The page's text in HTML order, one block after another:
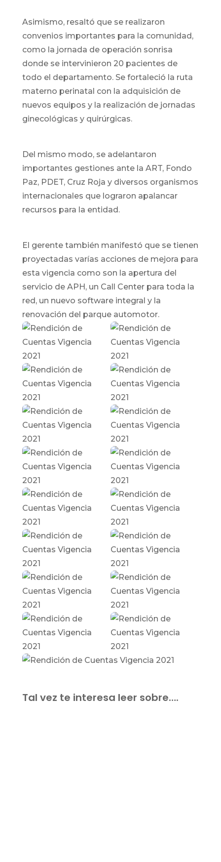
Asimismo, resaltó que se realizaron
convenios importantes para la comunidad,
como la jornada de operación sonrisa
donde se intervinieron 20 pacientes de
todo el departamento. Se fortaleció la ruta
materno perinatal con la adquisición de
nuevos equipos y la realización de jornadas
ginecológicas y quirúrgicas.
Del mismo modo, se adelantaron
importantes gestiones ante la ART, Fondo
Paz, PDET, Cruz Roja y diversos organismos
internacionales que lograron apalancar
recursos para la entidad.
El gerente también manifestó que se tienen
proyectadas varías acciones de mejora para
esta vigencia como son la apertura del
servicio de APH, un Call Center para toda la
red, un nuevo software integral y la
renovación del parque automotor.
Tal vez te interesa leer sobre….